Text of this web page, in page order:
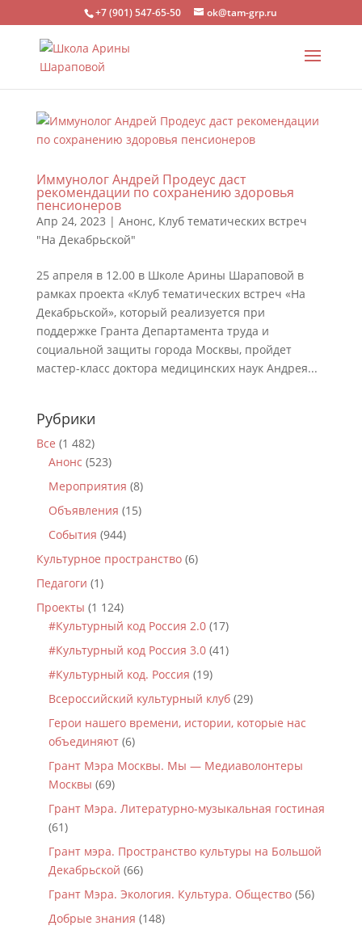
+7 (901) 547-65-50 ok@tam-grp.ru
Иммунолог Андрей Продеус даст
рекомендации по сохранению здоровья
пенсионеров
Апр 24, 2023 | Анонс, Клуб тематических встреч
"На Декабрьской"
25 апреля в 12.00 в Школе Арины Шараповой в
рамках проекта «Клуб тематических встреч «На
Декабрьской», который реализуется при
поддержке Гранта Департамента труда и
социальной защиты города Москвы, пройдет
мастер-класс доктора медицинских наук Андрея...
Рубрики
Все (1 482)
Анонс (523)
Мероприятия (8)
Объявления (15)
События (944)
Культурное пространство(6)
Педагоги (1)
Проекты (1 124)
#Культурный код Россия 2.0(17)
#Культурный код Россия 3.0(41)
#Культурный код. Россия (19)
Всероссийский культурный клуб(29)
Герои нашего времени, истории, которые нас
объединяют(6)
Грант Мэра Москвы. Мы — Медиаволонтеры
Москвы (69)
Грант Мэра. Литературно-музыкальная гостиная
(61)
Грант мэра. Пространство культуры на Большой
Декабрьской (66)
Грант Мэра. Экология. Культура. Общество(56)
Добрые знания (148)